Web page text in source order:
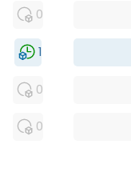
0
1
0
0